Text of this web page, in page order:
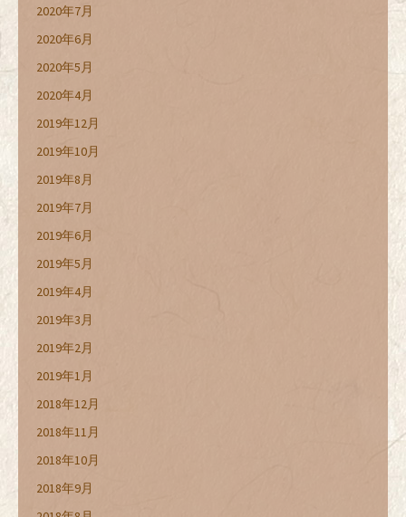
2020年7月
2020年6月
2020年5月
2020年4月
2019年12月
2019年10月
2019年8月
2019年7月
2019年6月
2019年5月
2019年4月
2019年3月
2019年2月
2019年1月
2018年12月
2018年11月
2018年10月
2018年9月